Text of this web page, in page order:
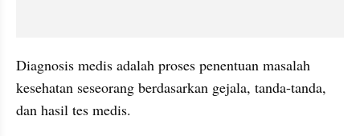
Diagnosis medis adalah proses penentuan masalah
kesehatan seseorang berdasarkan gejala, tanda-tanda,
dan hasil tes medis.